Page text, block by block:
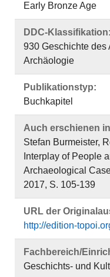
Early Bronze Age
DDC-Klassifikation:
930 Geschichte des
Archäologie
Publikationstyp:
Buchkapitel
Auch erschienen
Stefan Burmeister,
Interplay of People
Archaeological
2017, S. 105-139
URL der
http://edition-
Fachbereich/
Geschichts- und